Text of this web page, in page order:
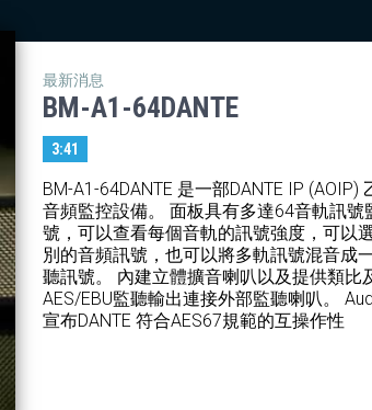
最新消息
BM-A1-64DANTE
3:41
BM-A1-64DANTE 是一部DANTE IP (AOIP)
音頻監控設備。 面板具有多達64音軌訊號
號，可以查看每個音軌的訊號強度，可以
別的音頻訊號，也可以將多軌訊號混音成
聽訊號。 內建立體擴音喇叭以及提供類比
AES/EBU監聽輸出連接外部監聽喇叭。
宣布DANTE 符合AES67規範的互操作性